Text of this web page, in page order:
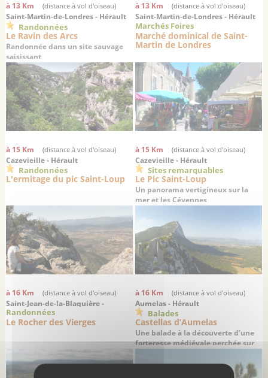
à 13 Km (distance à vol d'oiseau)
Saint-Martin-de-Londres - Hérault
Randonnées
Le Ravin des Arcs
Randonnée dans un site sauvage
saisissant
à 13 Km (distance à vol d'oiseau)
Saint-Martin-de-Londres - Hérault
Marchés Foires
Marché dominical de Saint-
Martin de Londres
à 15 Km (distance à vol d'oiseau)
Cazevieille - Hérault
Randonnées
L'ermitage du pic Saint-Loup
à 15 Km (distance à vol d'oiseau)
Cazevieille - Hérault
Sites remarquables
Le Pic Saint-Loup
Un panorama vertigineux sur la
mer et les Cévennes
à 16 Km (distance à vol d'oiseau)
Saint-Jean-de-la-Blaquière -
Hérault
Randonnées
Le Rocher des Vierges
à 16 Km (distance à vol d'oiseau)
Aumelas - Hérault
Balades
Castellas d’Aumelas
Une balade à la découverte d’une
forteresse médiévale perchée sur